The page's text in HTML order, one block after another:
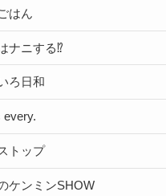
はん
ナニする⁉
ろ日和
every.
トップ
ケンミンSHOW